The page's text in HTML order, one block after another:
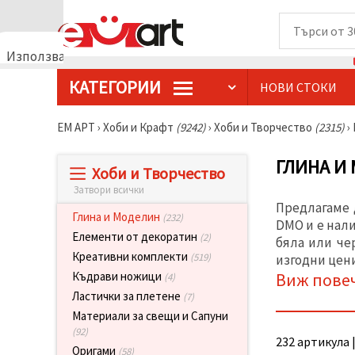
Използваме
бисквитки
Използваме
КАТЕГОРИИ НОВИ СТОКИ
ЕМ АРТ › Хоби и Крафт (9242)› Хоби и Творчество (2315)›
Хоби и Творчество
Затвори всички
Глина и Моделин (232)
Елементи от декоратин (2)
Креативни комплекти (519)
Къдрави ножици (4)
Ластички за плетене (7)
Материали за свещи и Сапуни
(92)
Оригами (58)
ГЛИНА
Предлагаме
DMO и е
бяла или
изгодни
Виж
232 артикула